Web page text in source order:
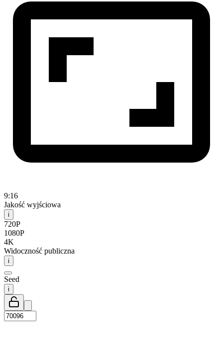
9:16
Jakość wyjściowa
i
720P
1080P
4K
Widoczność publiczna
i
Seed
i